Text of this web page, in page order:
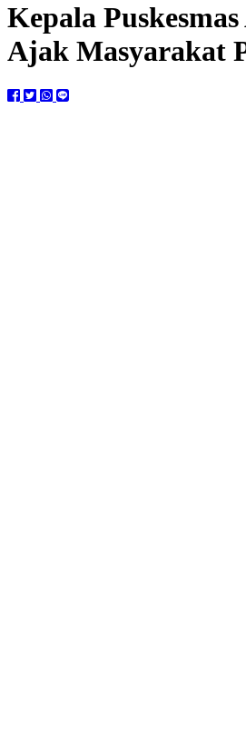
Kepala
Ajak Masyarakat